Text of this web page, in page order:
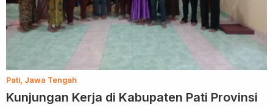
Pati, Jawa Tengah
Kunjungan Kerja di Kabupaten Pati Provinsi